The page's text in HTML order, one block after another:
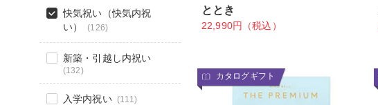
快気祝い（快気内祝
い）
(126)
新築・引越し内祝い
(132)
入学内祝い (111)
ととき
22,990円（税込）
カタログギフト